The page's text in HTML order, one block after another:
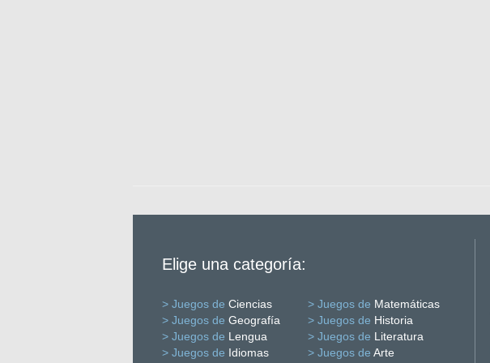
Elige una categoría:
> Juegos de Ciencias > Juegos de Matemáticas
> Juegos de Geografía > Juegos de Historia
> Juegos de Lengua > Juegos de Literatura
> Juegos de Idiomas > Juegos de Arte